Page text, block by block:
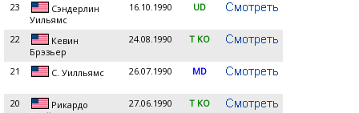
23
Сэндерлин
Уильямс
16.10.1990 UD
22
Кевин
Брэзьер
24.08.1990 T KO
21 С. Уилльямс 26.07.1990 MD
20
Рикардо
27.06.1990 T KO